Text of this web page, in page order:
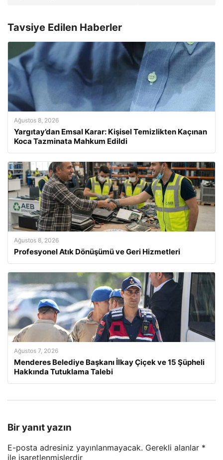
Tavsiye Edilen Haberler
Ağustos 8, 2026
Yargıtay’dan Emsal Karar: Kişisel Temizlikten Kaçınan
Koca Tazminata Mahkum Edildi
Ağustos 8, 2026
Profesyonel Atık Dönüşümü ve Geri Hizmetleri
Ağustos 7, 2026
Menderes Belediye Başkanı İlkay Çiçek ve 15 Şüpheli
Hakkında Tutuklama Talebi
Bir yanıt yazın
E-posta adresiniz yayınlanmayacak. Gerekli alanlar *
ile işaretlenmişlerdir